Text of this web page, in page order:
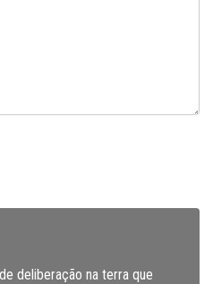
deliberação na terra que